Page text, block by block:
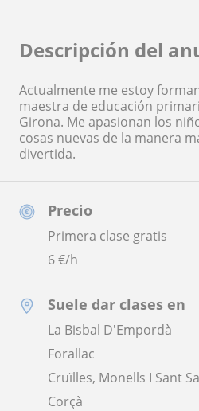
Precio
Primera clase gratis
6€/h
Suele dar clases en
La Bisbal D'Empordà
Forallac
Cruïlles, Monells I Sant
Corçà
Descripción del
Actualmente me estoy
maestra de educación
Girona. Me apasionan los
cosas nuevas de la manera
divertida.